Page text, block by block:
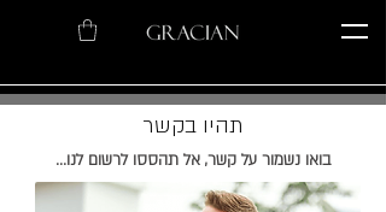
תהיו בקשר
בואו נשמור על קשר, אל תהססו לרשום לנו...